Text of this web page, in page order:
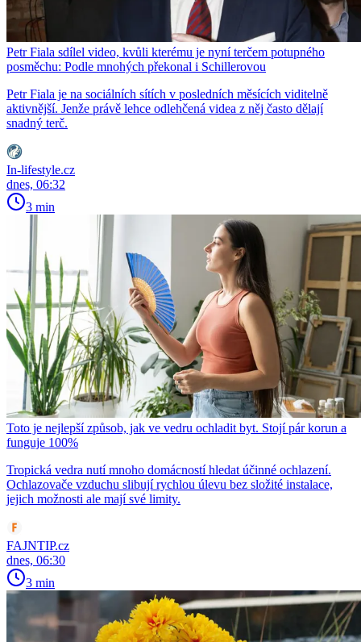
Petr Fiala sdílel video, kvůli kterému je nyní terčem potupného
posměchu: Podle mnohých překonal i Schillerovou
Petr Fiala je na sociálních sítích v posledních měsících viditelně
aktivnější. Jenže právě lehce odlehčená videa z něj často dělají
snadný terč.
In-lifestyle.cz
dnes, 06:32
3 min
Toto je nejlepší způsob, jak ve vedru ochladit byt. Stojí pár korun a
funguje 100%
Tropická vedra nutí mnoho domácností hledat účinné ochlazení.
Ochlazovače vzduchu slibují rychlou úlevu bez složité instalace,
jejich možnosti ale mají své limity.
FAJNTIP.cz
dnes, 06:30
3 min